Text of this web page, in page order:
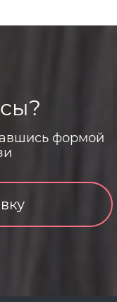
формой